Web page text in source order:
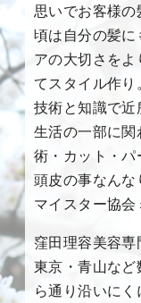
思いでお客様
頃は自分の髪
アの大切さを
てスタイル作
技術と知識で
生活の一部に
術・カット・パ
頭皮の事なん
マイスター協会
窪田理容美容専
東京・青山など
ら通り沿いにく